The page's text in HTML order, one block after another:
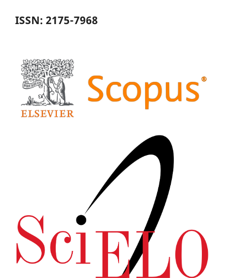
ISSN: 2175-7968